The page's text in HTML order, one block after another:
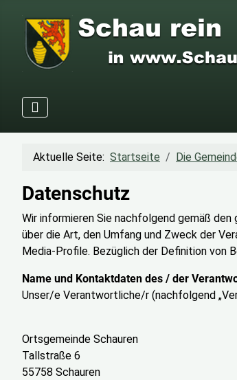
Aktuelle Seite: Startseite Die
Datenschutz
Wir informieren Sie nachfolgend gemäß den
über die Art, den Umfang und Zweck der
Media-Profile. Bezüglich der Definition von
Name und Kontaktdaten des / der
Unser/e Verantwortliche/r (nachfolgend
Ortsgemeinde Schauren
Tallstraße 6
55758 Schauren